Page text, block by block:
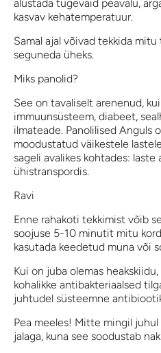
alustada tugevaid peavalu,
kasvav kehatemperatuur.
Samal ajal võivad tekkida
seguneda üheks.
Miks panolid?
See on tavaliselt arenenud,
immuunsüsteem, diabeet,
ilmateade. Panolilised Anguls
moodustatud väikestele
sageli avalikes kohtades: laste
ühistranspordis.
Ravi
Enne rahakoti tekkimist võib
soojuse 5-10 minutit mitu
kasutada keedetud muna või
Kui on juba olemas
kohalikke antibakteriaalsed
juhtudel süsteemne
Pea meeles! Mitte mingil
jalaga, kuna see soodustab